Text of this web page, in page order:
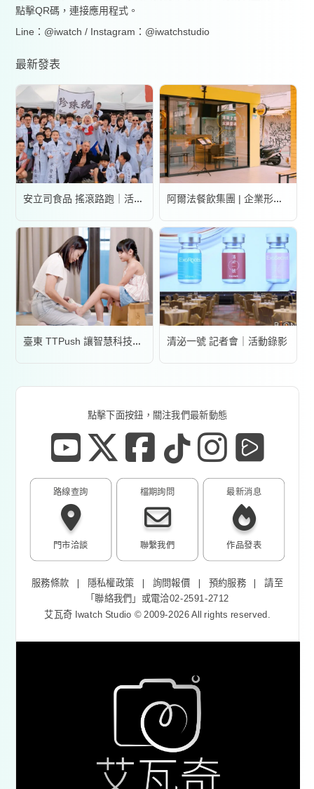
點擊QR碼，連接應用程式。
Line：@iwatch / Instagram：@iwatchstudio
最新發表
安立司食品 搖滾路跑｜活動錄影 阿爾法餐飲集團 | 企業形象宣傳片
臺東 TTPush 讓智慧科技更有溫度 | 形象影片 清泌一號 記者會｜活動錄影
點擊下面按鈕，關注我們最新動態
路線查詢
門市洽談
最新消息
作品發表
檔期詢問
聯繫我們
服務條款 ❘ 隱私權政策 ❘詢問報價 ❘預約服務 ❘請至
「聯絡我們 」或電洽02-2591-2712
艾瓦奇 Iwatch Studio © 2009-2026 All rights reserved.